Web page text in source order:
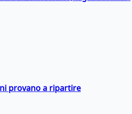
provano a ripartire